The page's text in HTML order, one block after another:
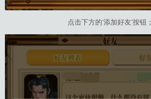
点击下方的‘添加好友’按钮；